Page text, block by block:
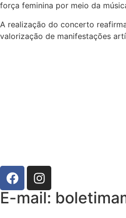
força feminina por meio da
A realização do concerto
valorização de manifestações
E-mail: